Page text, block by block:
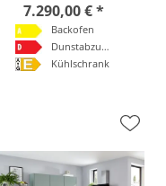
7.290,00 € *
Backofen
Dunstabzugshaube
Kühlschrank